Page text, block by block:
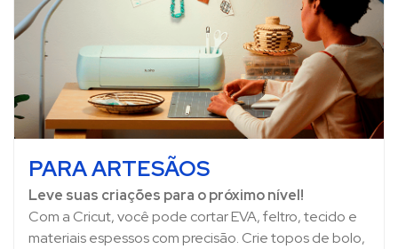
PARA ARTESÃOS
Leve suas criações para o próximo nível!
Com a Cricut, você pode cortar EVA, feltro, tecido e
materiais espessos com precisão. Crie topos de bolo,